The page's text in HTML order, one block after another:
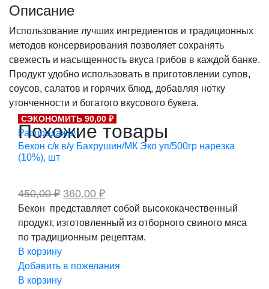
Описание
Использование лучших ингредиентов и традиционных
методов консервирования позволяет сохранять
свежесть и насыщенность вкуса грибов в каждой банке.
Продукт удобно использовать в приготовлении супов,
соусов, салатов и горячих блюд, добавляя нотку
утонченности и богатого вкусового букета.
Похожие товары
СЭКОНОМИТЬ 90,00 ₽
Распродажа!
Бекон с/к в/у Бахрушин/МК Эко уп/500гр нарезка
(10%), шт
450,00₽ Первоначальная
составляла
450,00 ₽.
360,00 ₽Текущая
цена:
360,00 ₽.
Бекон представляет собой высококачественный
продукт, изготовленный из отборного свиного мяса
по традиционным рецептам.
В корзину
Добавить в пожелания
В корзину